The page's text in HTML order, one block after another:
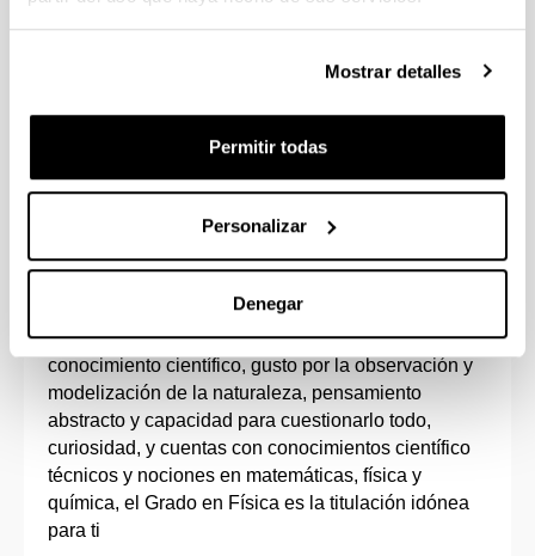
Mostrar detalles
Permitir todas
Personalizar
Denegar
Opción de estudiar varias asignaturas en
adquirir el doble Grado en Física e Ingeniería
Perfil de ingreso
Si eres una persona con vocación de contribuir al
conocimiento científico, gusto por la observación y
modelización de la naturaleza, pensamiento
abstracto y capacidad para cuestionarlo todo,
curiosidad, y cuentas con conocimientos científico
técnicos y nociones en matemáticas, física y
química, el Grado en Física es la titulación idónea
para ti